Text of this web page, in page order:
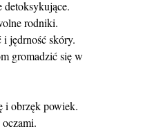
detoksykujące.
rodniki.
i jędrność skóry.
gromadzić się w
i obrzęk powiek.